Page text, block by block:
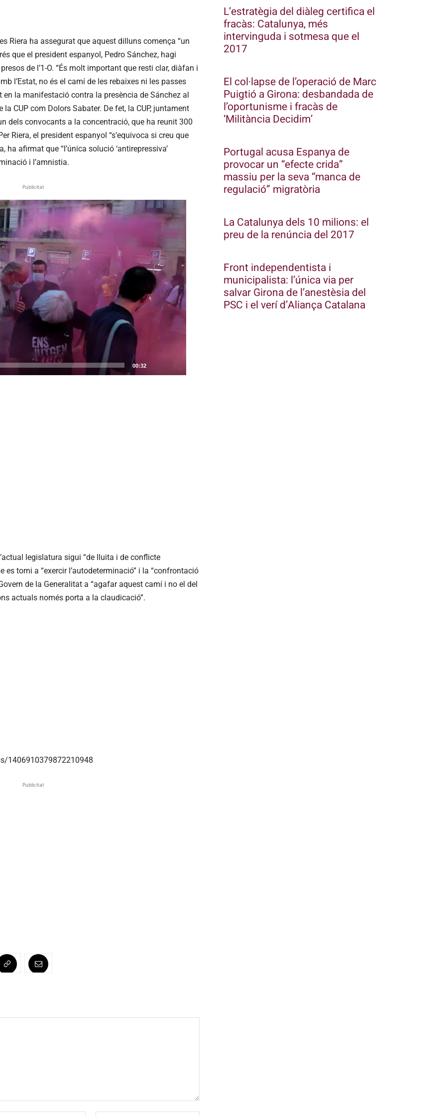
Riera ha assegurat que aquest dilluns comença “un
que el president espanyol, Pedro Sánchez, hagi
de l’1-O. “És molt important que resti clar, diàfan i
l’Estat, no és el camí de les rebaixes ni les passes
en la manifestació contra la presència de Sánchez al
CUP com Dolors Sabater. De fet, la CUP, juntament
dels convocants a la concentració, que ha reunit 300
Riera, el president espanyol “s’equivoca si creu que
ha afirmat que “l’única solució ‘antirepressiva’
i l’amnistia.
Publicitat
00:32
legislatura sigui “de lluita i de conflicte
es torni a “exercir l’autodeterminació” i la “confrontació
de la Generalitat a “agafar aquest camí i no el del
actuals només porta a la claudicació”.
1406910379872210948
Publicitat
L’estratègia del diàleg certifica el
fracàs: Catalunya, més
intervinguda i sotmesa que el
2017
El col·lapse de l’operació de Marc
Puigtió a Girona: desbandada de
l’oportunisme i fracàs de
‘Militància Decidim’
Portugal acusa Espanya de
provocar un “efecte crida”
massiu per la seva “manca de
regulació” migratòria
La Catalunya dels 10 milions: el
preu de la renúncia del 2017
Front independentista i
municipalista: l’única via per
salvar Girona de l’anestèsia del
PSC i el verí d’Aliança Catalana